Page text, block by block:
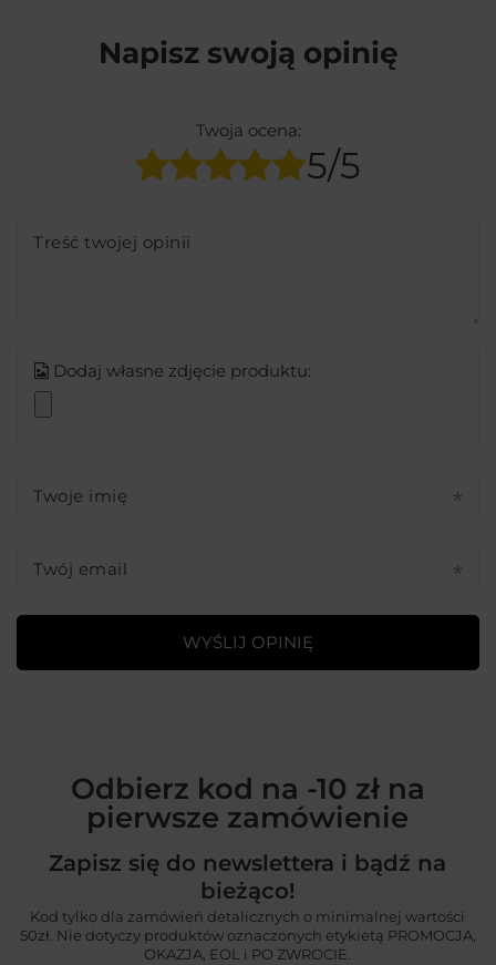
Napisz swoją opinię
Twoja ocena:
5/5
Treść twojej opinii
Dodaj własne zdjęcie produktu:
Twoje imię
Twój email
WYŚLIJ OPINIĘ
Odbierz kod na -10 zł na
pierwsze zamówienie
Zapisz się do newslettera i bądź na
bieżąco!
Kod tylko dla zamówień detalicznych o minimalnej wartości
50zł. Nie dotyczy produktów oznaczonych etykietą PROMOCJA,
OKAZJA, EOL i PO ZWROCIE.